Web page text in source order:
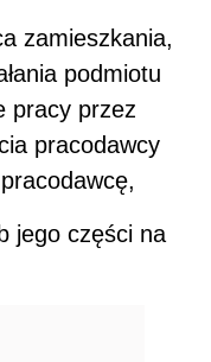
zamieszkania,
podmiotu
pracy przez
pracodawcy
jego części na